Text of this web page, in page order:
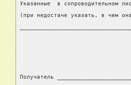
Указанные  в сопроводительном
(при недостаче указать, в чем
Получатель